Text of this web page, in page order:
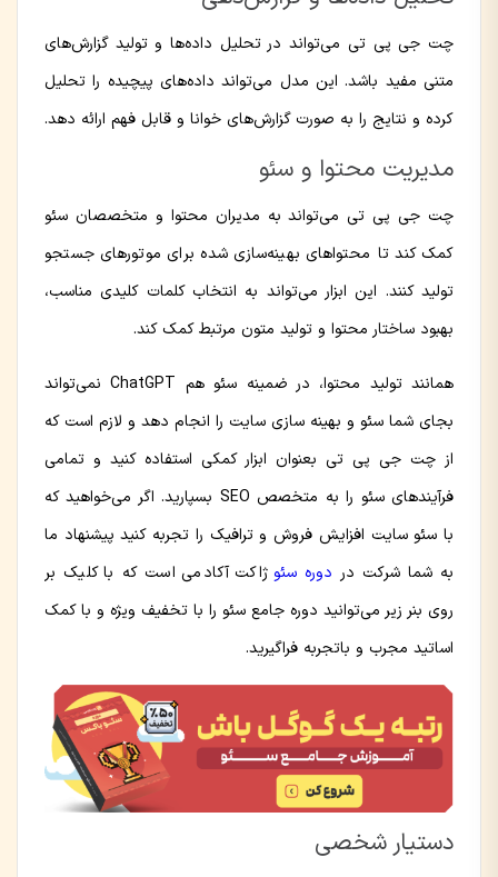
چت جی پی تی می‌تواند در تحلیل داده‌ها و تولید گزارش‌های
متنی مفید باشد. این مدل می‌تواند داده‌های پیچیده را تحلیل
کرده و نتایج را به صورت گزارش‌های خوانا و قابل فهم ارائه دهد.
مدیریت محتوا و سئو
چت جی پی تی می‌تواند به مدیران محتوا و متخصصان سئو
کمک کند تا محتواهای بهینه‌سازی شده برای موتورهای جستجو
تولید کنند. این ابزار می‌تواند به انتخاب کلمات کلیدی مناسب،
بهبود ساختار محتوا و تولید متون مرتبط کمک کند.
همانند تولید محتوا، در ضمینه سئو هم ChatGPT نمی‌تواند
بجای شما سئو و بهینه سازی سایت را انجام دهد و لازم است که
از چت جی پی تی بعنوان ابزار کمکی استفاده کنید و تمامی
فرآیندهای سئو را به متخصص SEO بسپارید. اگر می‌خواهید که
با سئو سایت افزایش فروش و ترافیک را تجربه کنید پیشنهاد ما
به شما شرکت در دوره سئو ژاکت آکادمی است که با کلیک بر
روی بنر زیر می‌توانید دوره جامع سئو را با تخفیف ویژه و با کمک
اساتید مجرب و باتجربه فراگیرید.
دستیار شخصی